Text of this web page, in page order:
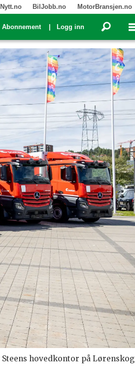
BilJobb.no MotorBransjen.no
Abonnement Logg inn
hovedkontor på Lørenskog